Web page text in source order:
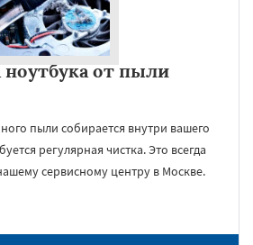
от пыли
пыли собирается внутри вашего
регулярная чистка. Это всегда
сервисному центру в Москве.